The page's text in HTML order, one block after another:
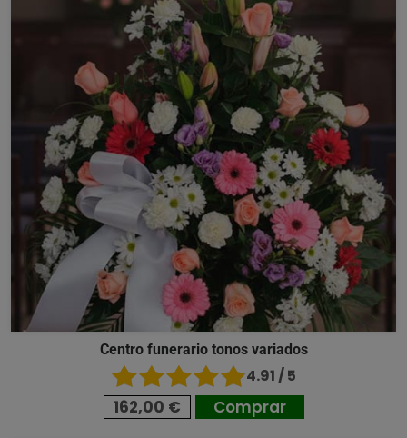
Centro funerario tonos variados
4.91 / 5
162,00 € Comprar